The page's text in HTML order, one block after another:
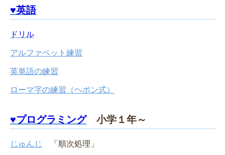
♥英語
ドリル
アルファベット練習
英単語の練習
ローマ字の練習（ヘボン式）
♥プログラミング小学１年～
じゅんじ 「順次処理」